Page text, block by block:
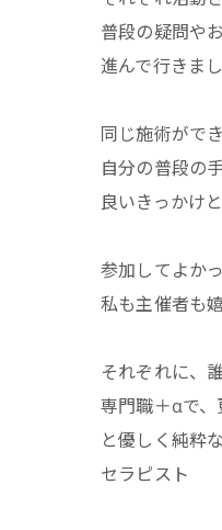
普段の疑問や
進んで行きま
同じ施術がで
自分の普段の
良いきっかけ
参加してよか
私も主催者も
それぞれに、
専門職＋αで
と優しく純粋
セラピスト